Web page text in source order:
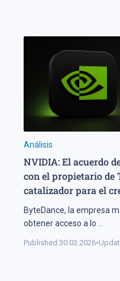
Análisis
NVIDIA: El acuerdo
con el propietario de
catalizador para el
ByteDance, la empresa
obtener acceso a lo
Published:30.03.2026•